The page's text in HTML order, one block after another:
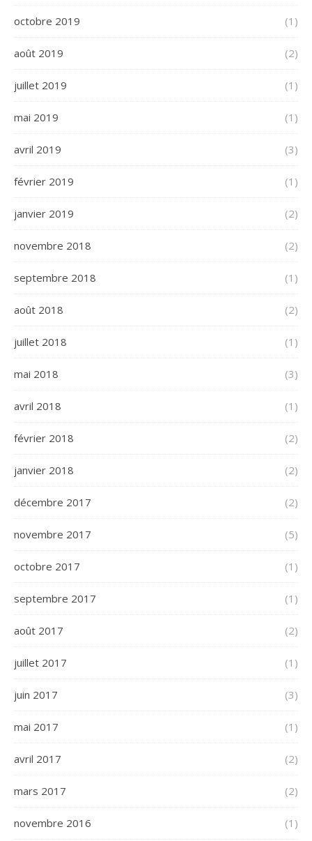
octobre 2019 (1)
août 2019 (2)
juillet 2019 (1)
mai 2019 (1)
avril 2019 (3)
février 2019 (1)
janvier 2019 (2)
novembre 2018 (2)
septembre 2018 (1)
août 2018 (2)
juillet 2018 (1)
mai 2018 (3)
avril 2018 (1)
février 2018 (2)
janvier 2018 (2)
décembre 2017 (2)
novembre 2017 (5)
octobre 2017 (1)
septembre 2017 (1)
août 2017 (2)
juillet 2017 (1)
juin 2017 (3)
mai 2017 (1)
avril 2017 (2)
mars 2017 (2)
novembre 2016 (1)